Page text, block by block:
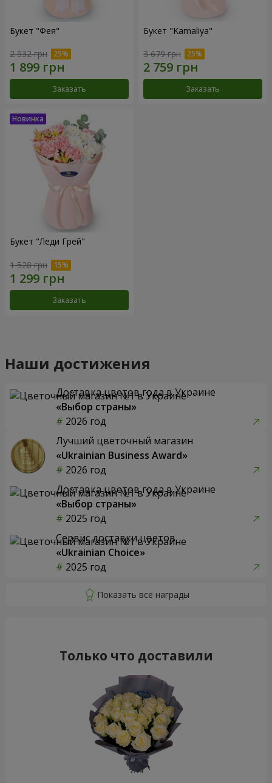
Букет "Фея"
2 532 грн
Заказать
Букет "Kamaliya"
3 679 грн
Заказать
Букет "Леди Грей"
1 528 грн
Заказать
Наши достижения
Доставка цветов года в Украине
«Выбор страны»
2026 год
Лучший цветочный магазин
«Ukrainian Business Award»
2026 год
Доставка цветов года в Украине
«Выбор страны»
2025 год
Сервис доставки цветов
«Ukrainian Choice»
2025 год
Только что доставили